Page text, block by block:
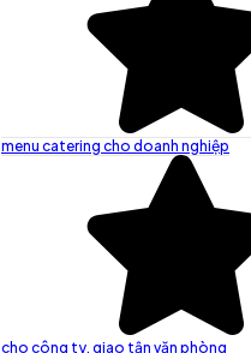
menu catering cho doanh nghiệp
cho công ty, giao tận văn phòng